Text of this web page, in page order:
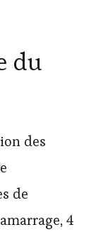
du
des
de
4